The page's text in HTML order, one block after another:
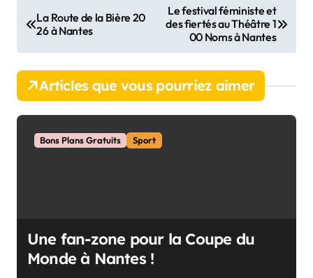
a
v
i
g
a
La Route de la Bière 20
26 à Nantes
Le festival féministe et
des fiertés au Théâtre 1
00 Noms à Nantes
Articles que vous pourriez aimer
Bons Plans Gratuits Sport
Une fan-zone pour la Coupe du
Monde à Nantes !